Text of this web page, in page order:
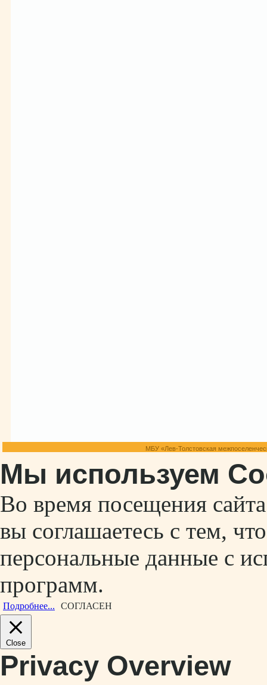
МБУ «Лев-Толстовская
Мы используем
Во время посещения
вы соглашаетесь с тем,
персональные данные с
программ.
Подробнее... СОГЛАСЕН
Close
Privacy Overview